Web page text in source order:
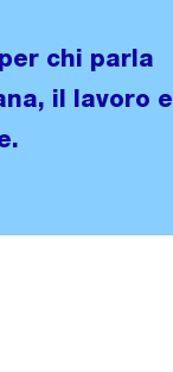
chi parla
il lavoro e